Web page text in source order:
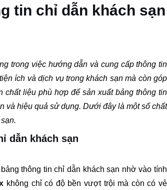
tin chỉ dẫn khách sạn
trong việc hướng dẫn và cung cấp thông tin
ích và dịch vụ trong khách sạn mà còn góp
liệu phù hợp để sản xuất bảng thông tin
và hiệu quả sử dụng. Dưới đây là một số chất
dẫn khách sạn
thông tin chỉ dẫn khách sạn nhờ vào tính
không chỉ có độ bền vượt trội mà còn có vẻ